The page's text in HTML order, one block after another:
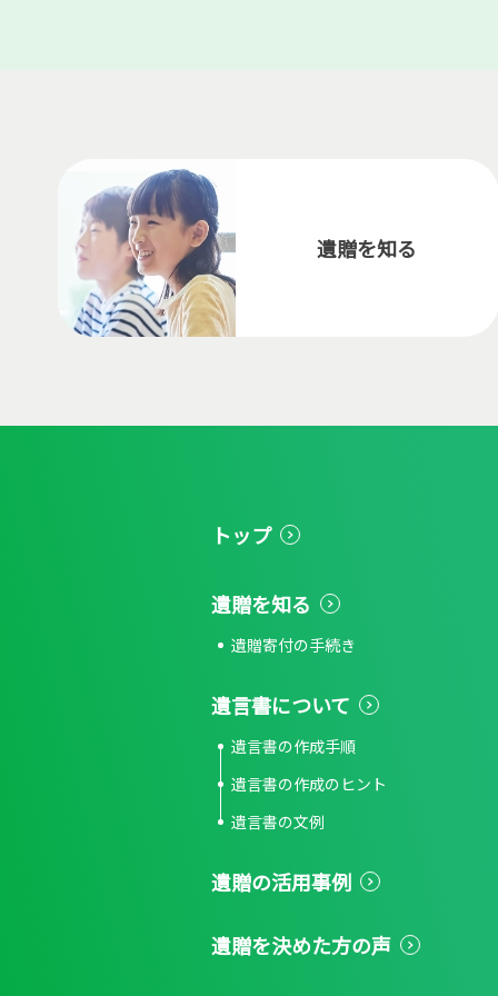
遺贈を知る
トップ
遺贈を知る
遺贈寄付の手続き
遺言書について
遺言書の作成手順
遺言書の作成のヒント
遺言書の文例
遺贈の活用事例
遺贈を決めた方の声